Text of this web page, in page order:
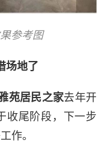
参考图
场地了
苑居民之家去年开
收尾阶段，下一步
作。